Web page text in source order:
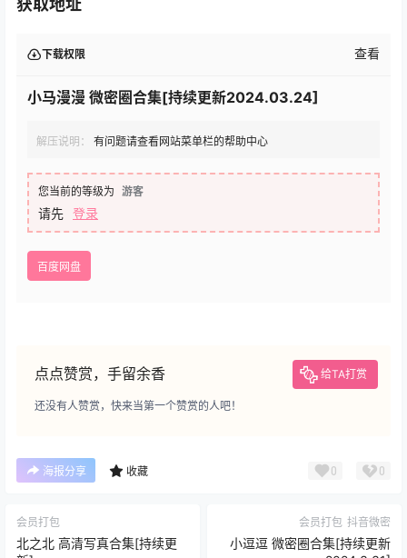
获取地址
下载权限 查看
小马漫漫 微密圈合集[持续更新2024.03.24]
解压说明： 有问题请查看网站菜单栏的帮助中心
您当前的等级为 游客
请先 登录
百度网盘
点点赞赏，手留余香 给TA打赏
还没有人赞赏，快来当第一个赞赏的人吧！
海报分享 收藏 0 0
会员打包
北之北 高清写真合集[持续更
会员打包 抖音微密
小逗逗 微密圈合集[持续更新